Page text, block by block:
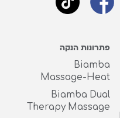
פתרונות הנקה
Biamba
Massage-Heat
Biamba Dual
Therapy Massage